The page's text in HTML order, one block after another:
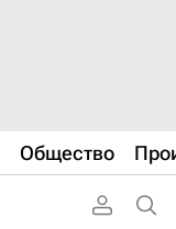
Общество